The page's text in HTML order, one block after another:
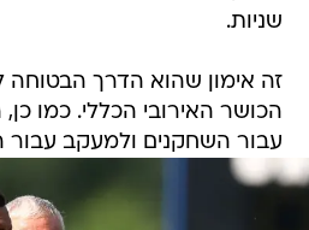
שניות.
זה אימון שהוא הדרך הבטוחה
הכושר האירובי הכללי. כמו
עבור השחקנים ולמעקב עבור